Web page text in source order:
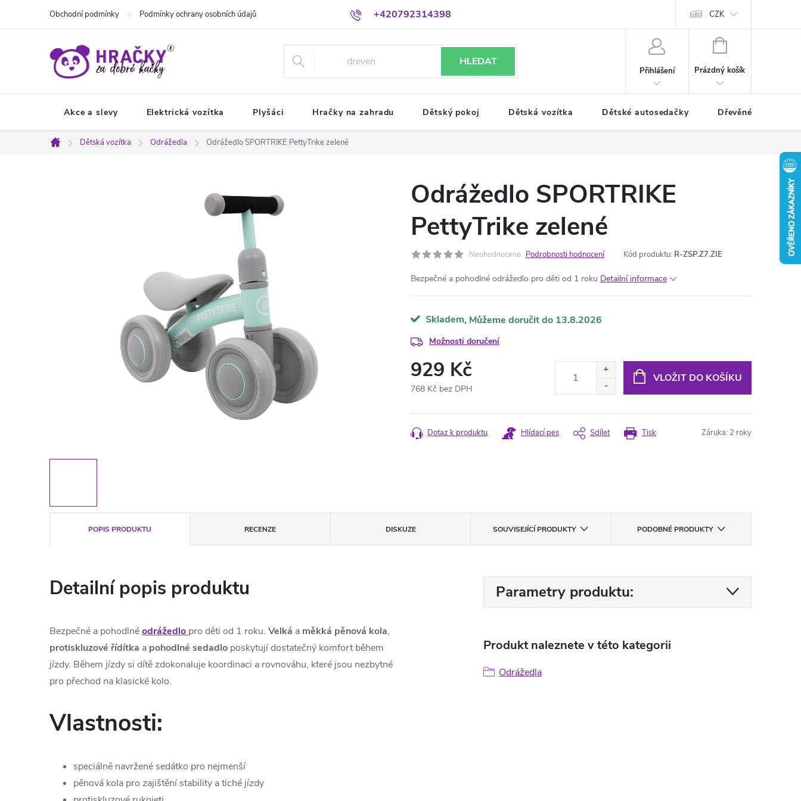
+420792314398
Obchodní podmínky Podmínky ochrany osobních údajů CZK
HLEDAT
Přihlášení
NÁKUPNÍ
Prázdný košík
Akce a slevy Elektrická vozítka Plyšáci Hračky na zahradu Dětský pokoj Dětská vozítka Dětské autosedačky Dřevěné hračky
Domů
Dětská vozítka Odrážedla Odrážedlo SPORTRIKE PettyTrike zelené
Odrážedlo SPORTRIKE
PettyTrike zelené
Neohodnoceno Podrobnosti hodnocení Kód produktu: R-ZSP.Z7.ZIE
Bezpečné a pohodlné odrážedlo pro děti od 1 roku Detailní informace
Skladem 13.8.2026
Možnosti doručení
929 Kč
768 Kč bez DPH
cena:
VLOŽIT DO KOŠÍKU
Tisk
Dotaz k produktu Hlídací pes Sdílet Záruka: 2 roky
POPIS PRODUKTU RECENZE DISKUZE SOUVISEJÍCÍ PRODUKTY PODOBNÉ PRODUKTY
Detailní popis produktu
Bezpečné a pohodlnéodrážedlo pro děti od 1 roku. Velká a měkká pěnová kola,
protiskluzové řídítka a pohodlné sedadlo poskytují dostatečný komfort během
jízdy. Během jízdy si dítě zdokonaluje koordinaci a rovnováhu, které jsou nezbytné
pro přechod na klasické kolo.
Vlastnosti:
speciálně navržené sedátko pro nejmenší
pěnová kola pro zajištění stability a tiché jízdy
Parametry produktu:
Produkt naleznete v této kategorii
Odrážedla